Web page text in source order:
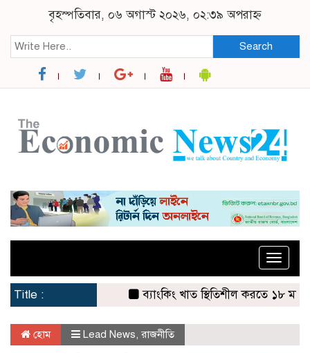
বৃহস্পতিবার, ০৬ অগাস্ট ২০২৬, ০২:৩৯ অপরাহ্ন
Search
Toggle
Title :
ব্যাংকিং খাত স্থিতিশীল করতে ১৮ মাসের
হোম Lead News রাজনীতি